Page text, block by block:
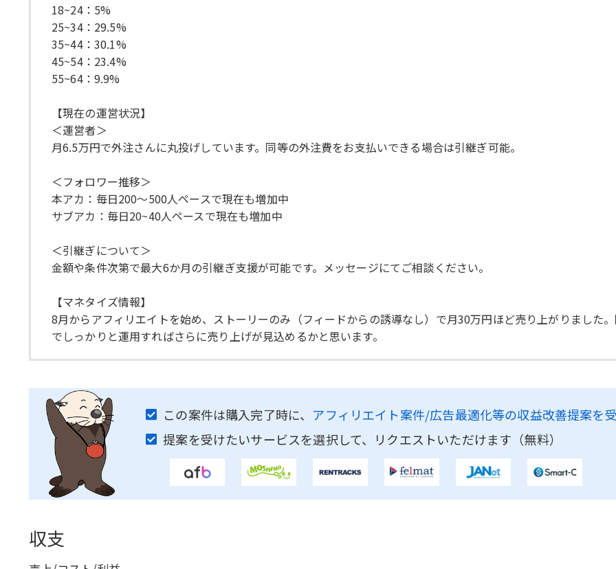
18~24：5%
25~34：29.5%
35~44：30.1%
45~54：23.4%
55~64：9.9%
【現在の運営状況】
＜運営者＞
月6.5万円で外注さんに丸投げしています。同等の外注費をお支払いできる場合は引継ぎ可能。
＜フォロワー推移＞
本アカ：毎日200～500人ペースで現在も増加中
サブアカ：毎日20~40人ペースで現在も増加中
＜引継ぎについて＞
金額や条件次第で最大6か月の引継ぎ支援が可能です。メッセージにてご相談ください。
【マネタイズ情報】
8月からアフィリエイトを始め、ストーリーのみ（フィードからの誘導なし）で月30万円ほど売り上がりました
でしっかりと運用すればさらに売り上げが見込めるかと思います。
この案件は購入完了時に、 アフィリエイト案件/広告最適化等の収益改善提案を
提案を受けたいサービスを選択して、リクエストいただけます（無料）
収支